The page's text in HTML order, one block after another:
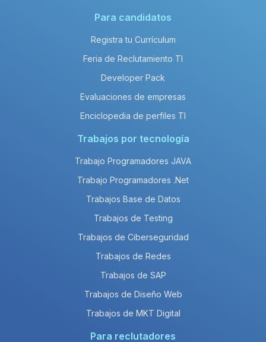
Para candidatos
Registra tu Currículum
Feria de Reclutamiento TI
Developer Pack
Evaluaciones de empresas
Enciclopedia de perfiles TI
Trabajos por tecnología
Trabajo Programadores JAVA
Trabajo Programadores .Net
Trabajos Base de Datos
Trabajos de Testing
Trabajos de Ciberseguridad
Trabajos de Redes
Trabajos de SAP
Trabajos de Diseño Web
Trabajos de MKT Digital
Para reclutadores